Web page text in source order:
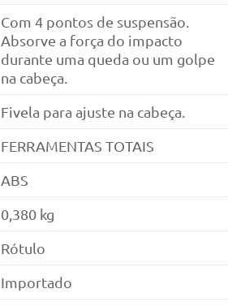
Com 4 pontos de suspensão.
Absorve a força do impacto
durante uma queda ou um golpe
na cabeça.
Fivela para ajuste na cabeça.
FERRAMENTAS TOTAIS
ABS
0,380 kg
Rótulo
Importado